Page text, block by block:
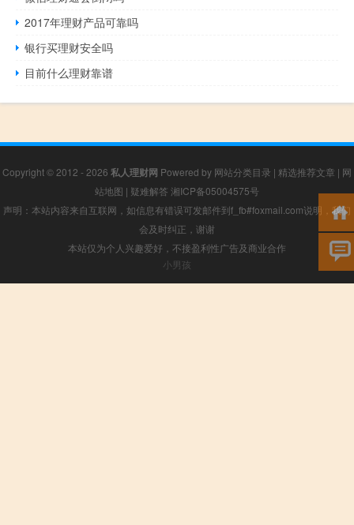
2017年理财产品可靠吗
银行买理财安全吗
目前什么理财靠谱
Copyright © 2012 - 2026 私人理财网 Powered by 网站分类目录 | 精选推荐文章 | 网
站地图 | 疑难解答 湘ICP备05004575号
声明：本站内容来自互联网，如信息有错误可发邮件到f_fb#foxmail.com说明，我们
会及时纠正，谢谢
本站仅为个人兴趣爱好，不接盈利性广告及商业合作
小男孩